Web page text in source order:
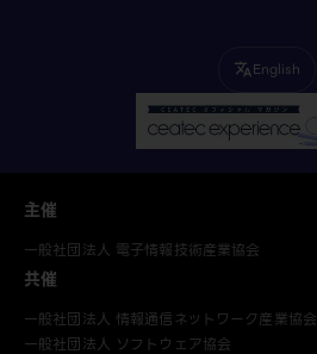
translateEnglish
主催
一般社団法人 電子情報技術産業協会
共催
一般社団法人 情報通信ネットワーク産業協会
一般社団法人 ソフトウェア協会